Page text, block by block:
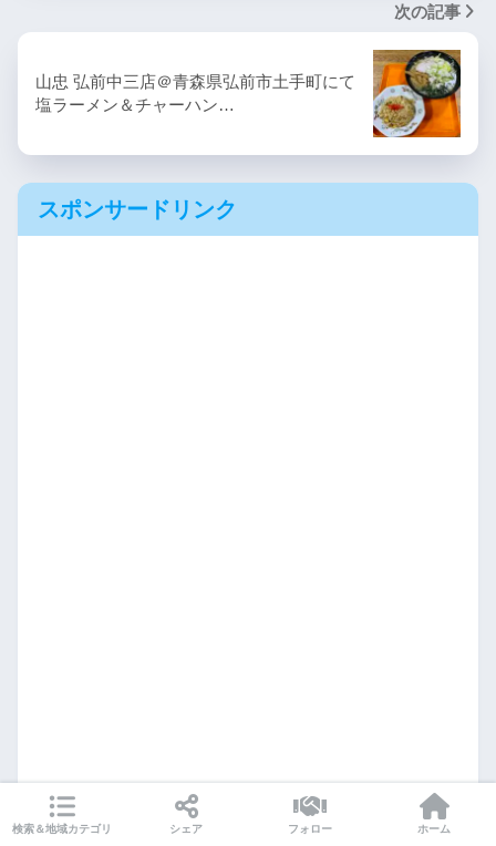
次の記事
山忠 弘前中三店＠青森県弘前市土手町にて
塩ラーメン＆チャーハン…
スポンサードリンク
検索＆地域カテゴリ シェア フォロー ホーム